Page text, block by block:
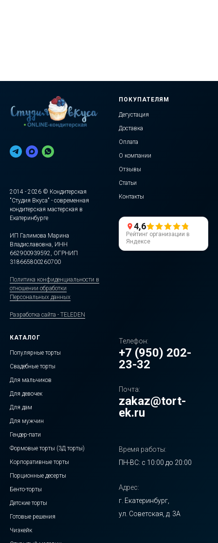
2014 - 2026 © Кондитерская
"Студия Вкуса" - современная
кондитерская мастерская в
Екатеринбурге
ИП Галимова Марина
Владиславовна, ИНН
662900939592, ОГРНИП
318665800260700
Политика конфиденциальности в
отношении обработки
Персональных данных
Разработка сайта - TELEDEN
ПОКУПАТЕЛЯМ
Дегустация
Доставка
Оплата
О компании
Отзывы
Статьи
Контакты
4,6
Рейтинг организации в
Яндексе
КАТАЛОГ
Популярные торты
Свадебные торты
Для мальчиков
Для девочек
Для дам
Для мужчин
Гендер-пати
Формовые торты (3Д торты)
Корпоративные торты
Порционные десерты
Бенто-торты
Детские торты
Готовые решения
Чизкейк
Телефон:
+7 (950) 202-
23-32
Почта:
zakaz@tort-
ek.ru
Время работы:
ПН-ВС: с 10:00 до 20:00
Адрес:
г. Екатеринбург,
ул. Советская, д. 3А